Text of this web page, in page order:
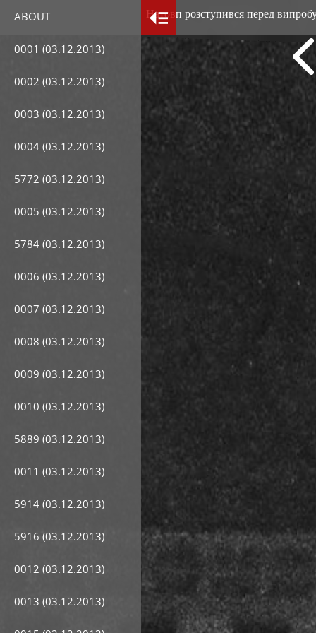
ABOUT
0001 (03.12.2013)
0002 (03.12.2013)
0003 (03.12.2013)
0004 (03.12.2013)
5772 (03.12.2013)
0005 (03.12.2013)
5784 (03.12.2013)
0006 (03.12.2013)
0007 (03.12.2013)
0008 (03.12.2013)
0009 (03.12.2013)
0010 (03.12.2013)
5889 (03.12.2013)
0011 (03.12.2013)
5914 (03.12.2013)
5916 (03.12.2013)
0012 (03.12.2013)
0013 (03.12.2013)
Натовп розступився перед